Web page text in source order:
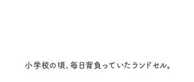
小学校の頃、毎日背負っていたランドセル。